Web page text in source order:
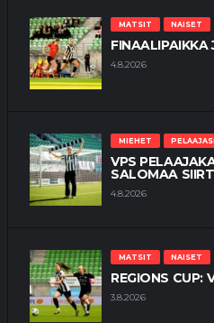
MATSIT NAISET
FINAALIPAIKKA
4.8.2026
MIEHET
VPS
SALOMAA
4.8.2026
MATSIT NAISET
REGIONS CUP:
3.8.2026